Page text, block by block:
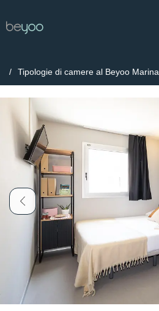
Chi siamo
Sedi
Altro
Account
English (GB)
Seleziona un paese
Seleziona una città
Prenota ora
English (US)
Català
Portuguese
Tipologie di camere al Beyoo Marina